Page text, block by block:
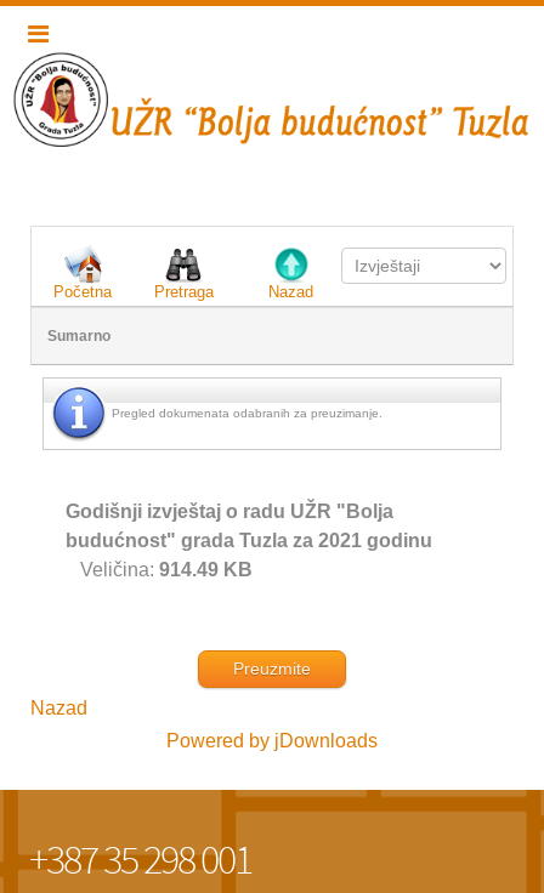
Početna Pretraga Nazad
Sumarno
Pregled dokumenata odabranih za preuzimanje.
Godišnji izvještaj o radu UŽR "Bolja
budućnost" grada Tuzla za 2021 godinu
Veličina: 914.49 KB
Preuzmite
Nazad
Powered by jDownloads
+387 35 298 001